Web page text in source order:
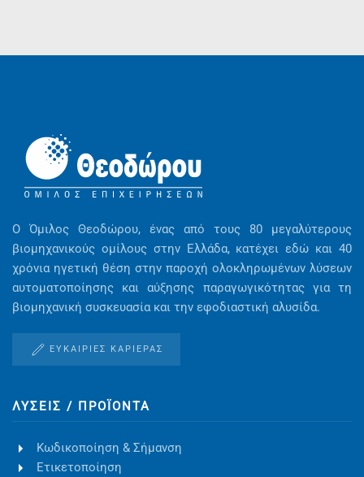
Ο Όμιλος Θεοδώρου, ένας από τους 80 μεγαλύτερους
βιομηχανικούς ομίλους στην Ελλάδα, κατέχει εδώ και 40
χρόνια ηγετική θέση στην παροχή ολοκληρωμένων λύσεων
αυτοματοποίησης και αύξησης παραγωγικότητας για τη
βιομηχανική συσκευασία και την εφοδιαστική αλυσίδα.
ΕΥΚΑΙΡΊΕΣ ΚΑΡΙΈΡΑΣ
ΛΎΣΕΙΣ / ΠΡΟΪΌΝΤΑ
Κωδικοποίηση & Σήμανση
Ετικετοποίηση